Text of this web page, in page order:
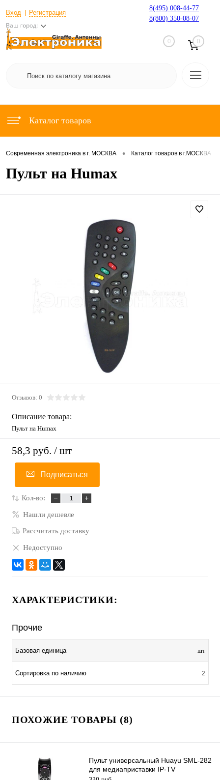
Вход Регистрация
Ваш город:
8(495) 008-44-77
8(800) 350-08-07
0 0
Каталог товаров
Современная электроника в г. МОСКВА • Каталог товаров в г.МОСКВА
Пульт на Humax
Отзывов: 0
Описание товара:
Пульт на Humax
58,3 руб. / шт
Подписаться
Кол-во:
Нашли дешевле
Рассчитать доставку
Недоступно
ХАРАКТЕРИСТИКИ:
Прочие
Базовая единица шт
Сортировка по наличию 2
ПОХОЖИЕ ТОВАРЫ (8)
Пульт универсальный Huayu SML-282
для медиаприставки IP-TV
Ростелеком